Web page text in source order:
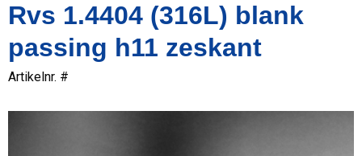
Rvs 1.4404 (316L) blank
passing h11 zeskant
Artikelnr. #